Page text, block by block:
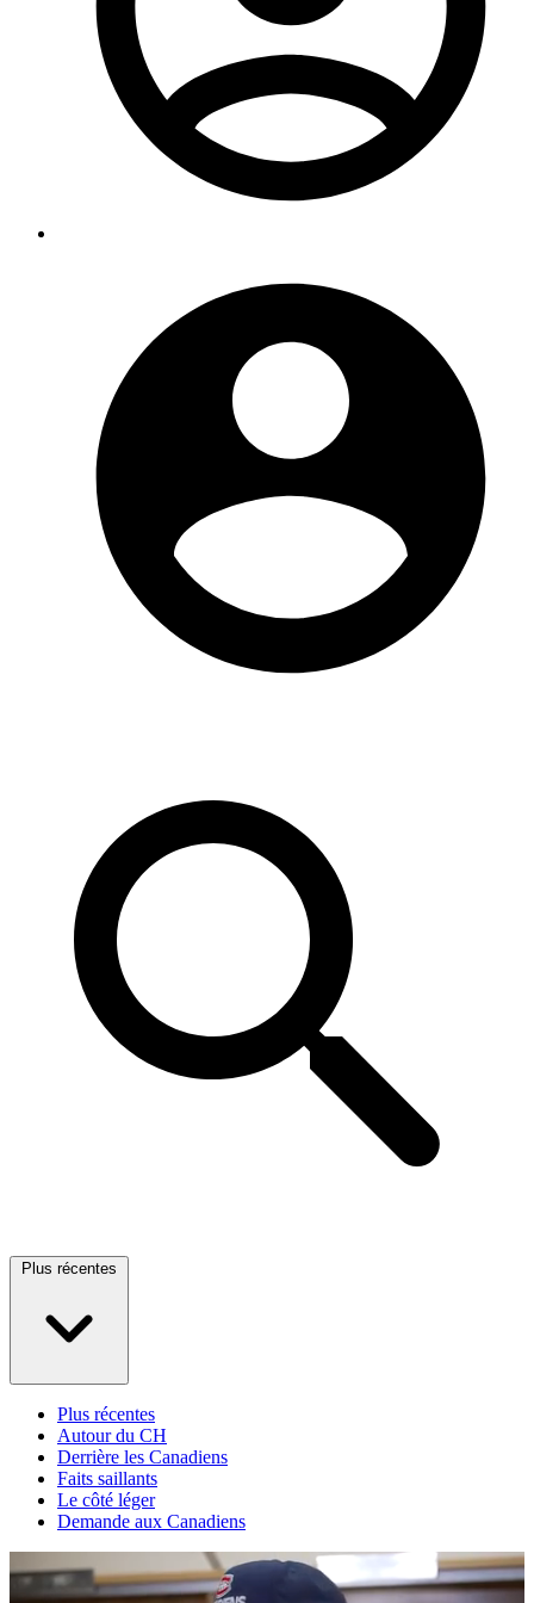
Plus récentes
Plus récentes
Autour du CH
Derrière les Canadiens
Faits saillants
Le côté léger
Demande aux Canadiens